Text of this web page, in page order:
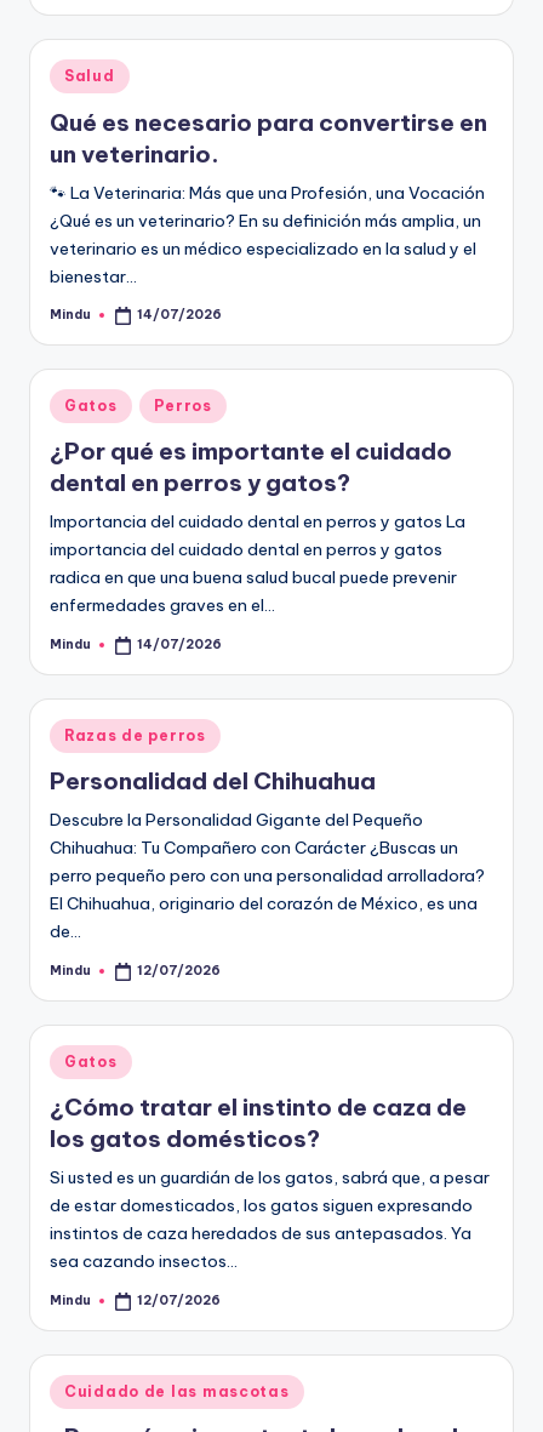
Publicado
en
Salud
Qué es necesario para convertirse en
un veterinario.
🐾 La Veterinaria: Más que una Profesión, una Vocación
¿Qué es un veterinario? En su definición más amplia, un
veterinario es un médico especializado en la salud y el
bienestar…
Publicado
Mindu 14/07/2026
Publicado
en
Gatos Perros
¿Por qué es importante el cuidado
dental en perros y gatos?
Importancia del cuidado dental en perros y gatos La
importancia del cuidado dental en perros y gatos
radica en que una buena salud bucal puede prevenir
enfermedades graves en el…
Publicado
Mindu 14/07/2026
Publicado
en
Razas de perros
Personalidad del Chihuahua
Descubre la Personalidad Gigante del Pequeño
Chihuahua: Tu Compañero con Carácter ¿Buscas un
perro pequeño pero con una personalidad arrolladora?
El Chihuahua, originario del corazón de México, es una
de…
Publicado
Mindu 12/07/2026
Publicado
en
Gatos
¿Cómo tratar el instinto de caza de
los gatos domésticos?
Si usted es un guardián de los gatos, sabrá que, a pesar
de estar domesticados, los gatos siguen expresando
instintos de caza heredados de sus antepasados. Ya
sea cazando insectos…
Publicado
Mindu 12/07/2026
Publicado
en
Cuidado de las mascotas